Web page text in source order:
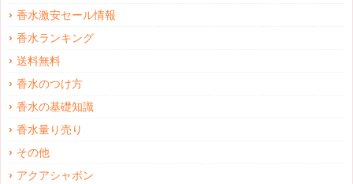
香水激安セール情報
香水ランキング
送料無料
香水のつけ方
香水の基礎知識
香水量り売り
その他
アクアシャボン